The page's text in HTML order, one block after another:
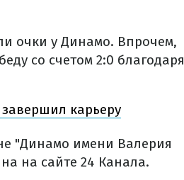
очки у Динамо. Впрочем,
со счетом 2:0 благодаря
карьеру
"Динамо имени Валерия
на сайте 24 Канала.